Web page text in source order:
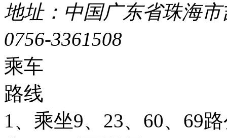
地址：中国广东省珠海
0756-3361508
乘车
路线
1、乘坐9、23、60、69